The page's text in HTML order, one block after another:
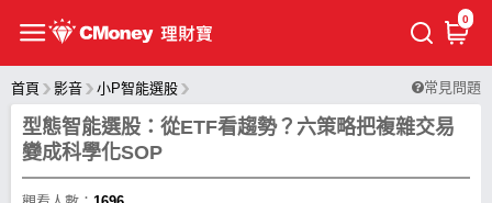
0
首頁 影音 小P智能選股 常見問題
型態智能選股：從ETF看趨勢？六策略把複雜交易
變成科學化SOP